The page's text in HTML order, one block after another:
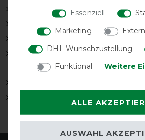
"Silk-feel" Innenfutter im
Befestigungspunkte für
Besonderer Schutz im
überlappende Frontenden
Essenziell
Marketing
DHL Wunschzustellung
Funktional
Weitere
ALLE
AUSWAHL